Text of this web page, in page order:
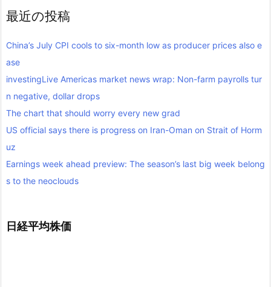
最近の投稿
China’s July CPI cools to six-month low as producer prices also e
ase
investingLive Americas market news wrap: Non-farm payrolls tur
n negative, dollar drops
The chart that should worry every new grad
US official says there is progress on Iran-Oman on Strait of Horm
uz
Earnings week ahead preview: The season’s last big week belong
s to the neoclouds
日経平均株価